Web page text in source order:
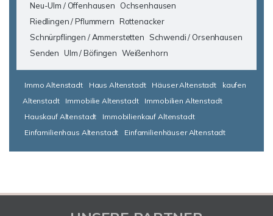
Neu-Ulm / Offenhausen
Ochsenhausen
Riedlingen / Pflummern Rottenacker
Schnürpflingen / Ammerstetten
Schwendi / Orsenhausen
Senden Ulm / Böfingen Weißenhorn
Immo Altenstadt Haus Altenstadt Häuser Altenstadt
kaufen
Altenstadt
Immobilie Altenstadt
Immobilien Altenstadt
Hauskauf Altenstadt
Immobilienkauf Altenstadt
Einfamilienhaus Altenstadt
Einfamilienhäuser Altenstadt